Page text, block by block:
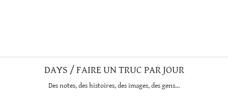
DAYS / FAIRE UN TRUC PAR JOUR
Des notes, des histoires, des images, des gens…